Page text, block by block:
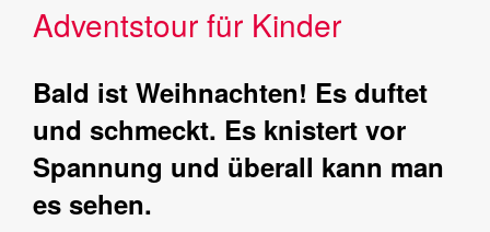
Adventstour für Kinder
Bald ist Weihnachten! Es duftet
und schmeckt. Es knistert vor
Spannung und überall kann man
es sehen.